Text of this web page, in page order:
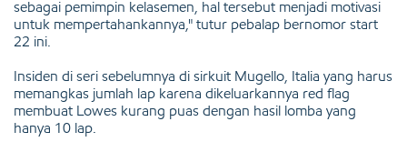
sebagai pemimpin kelasemen, hal tersebut menjadi motivasi
untuk mempertahankannya," tutur pebalap bernomor start
22 ini.
Insiden di seri sebelumnya di sirkuit Mugello, Italia yang harus
memangkas jumlah lap karena dikeluarkannya red flag
membuat Lowes kurang puas dengan hasil lomba yang
hanya 10 lap.